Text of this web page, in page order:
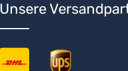
Unsere